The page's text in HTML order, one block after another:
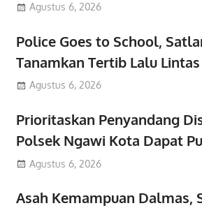
Agustus 6, 2026
Police Goes to School,
Tanamkan Tertib Lalu Lintas
Agustus 6, 2026
Prioritaskan Penyandang
Polsek Ngawi Kota Dapat
Agustus 6, 2026
Asah Kemampuan Dalmas,